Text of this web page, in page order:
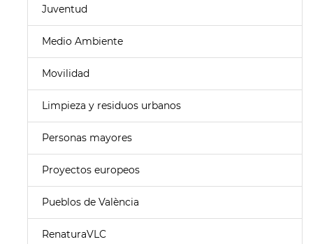
Juventud
Medio Ambiente
Movilidad
Limpieza y residuos urbanos
Personas mayores
Proyectos europeos
Pueblos de València
RenaturaVLC